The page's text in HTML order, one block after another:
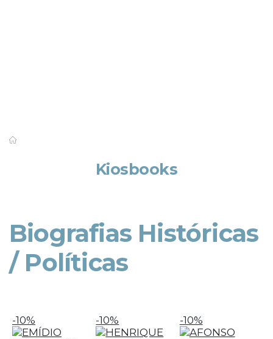
Kiosbooks
Biografias Históricas
/ Políticas
-10% -10% -10%